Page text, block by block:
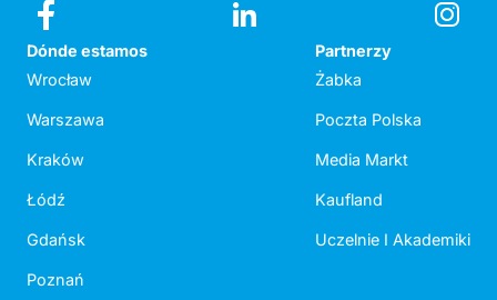
Dónde estamos
Wrocław
Warszawa
Kraków
Łódź
Gdańsk
Poznań
Partnerzy
Żabka
Poczta Polska
Media Markt
Kaufland
Uczelnie I Akademiki